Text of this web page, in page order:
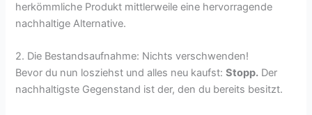
herkömmliche Produkt mittlerweile eine hervorragende
nachhaltige Alternative.
2. Die Bestandsaufnahme: Nichts verschwenden!
Bevor du nun losziehst und alles neu kaufst:Stopp. Der
nachhaltigste Gegenstand ist der, den du bereits besitzt.